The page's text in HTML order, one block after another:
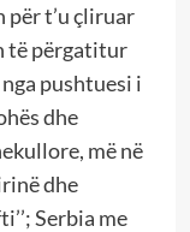
t’u çliruar
të përgatitur
pushtuesi i
dhe
më në
dhe
Serbia me